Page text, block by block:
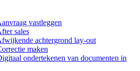
vastleggen
sales
achtergrond lay-out
maken
ondertekenen van documenten in